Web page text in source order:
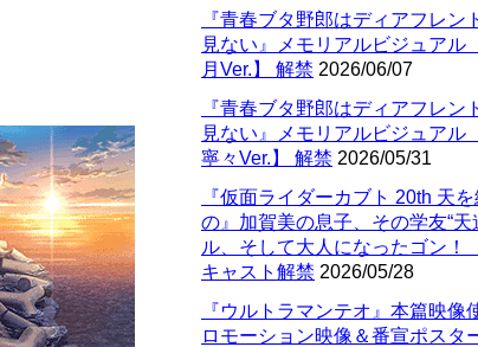
『青春ブタ野郎はディアフレン
見ない』メモリアルビジュアル
月Ver.】 解禁 2026/06/07
『青春ブタ野郎はディアフレン
見ない』メモリアルビジュアル
寧々Ver.】 解禁 2026/05/31
『仮面ライダーカブト 20th 天
の』加賀美の息子、その学友“天
ル、そして大人になったゴン
キャスト解禁 2026/05/28
『ウルトラマンテオ』本篇映像
ロモーション映像＆番宣ポスタ